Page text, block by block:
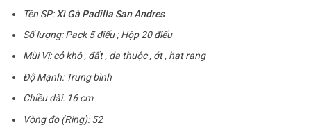
Tên SP:Xì Gà Padilla San Andres
Số lượng: Pack 5 điếu ; Hộp 20 điếu
Mùi Vị: cỏ khô , đất , da thuộc , ớt , hạt rang
Độ Mạnh: Trung bình
Chiều dài: 16 cm
Vòng đo (Ring): 52